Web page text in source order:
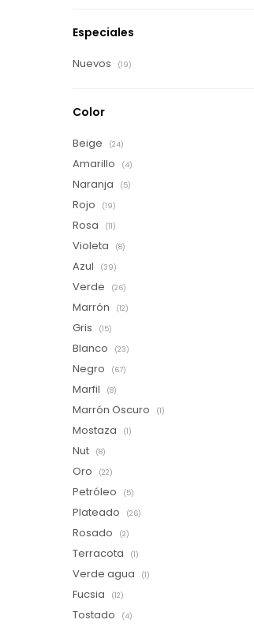
Especiales
Nuevos (19)
Color
Beige (24)
Amarillo (4)
Naranja (5)
Rojo (19)
Rosa (11)
Violeta (8)
Azul (39)
Verde (26)
Marrón (12)
Gris (15)
Blanco (23)
Negro (67)
Marfil (8)
Marrón Oscuro (1)
Mostaza (1)
Nut (8)
Oro (22)
Petróleo (5)
Plateado (26)
Rosado (2)
Terracota (1)
Verde agua (1)
Fucsia (12)
Tostado (4)